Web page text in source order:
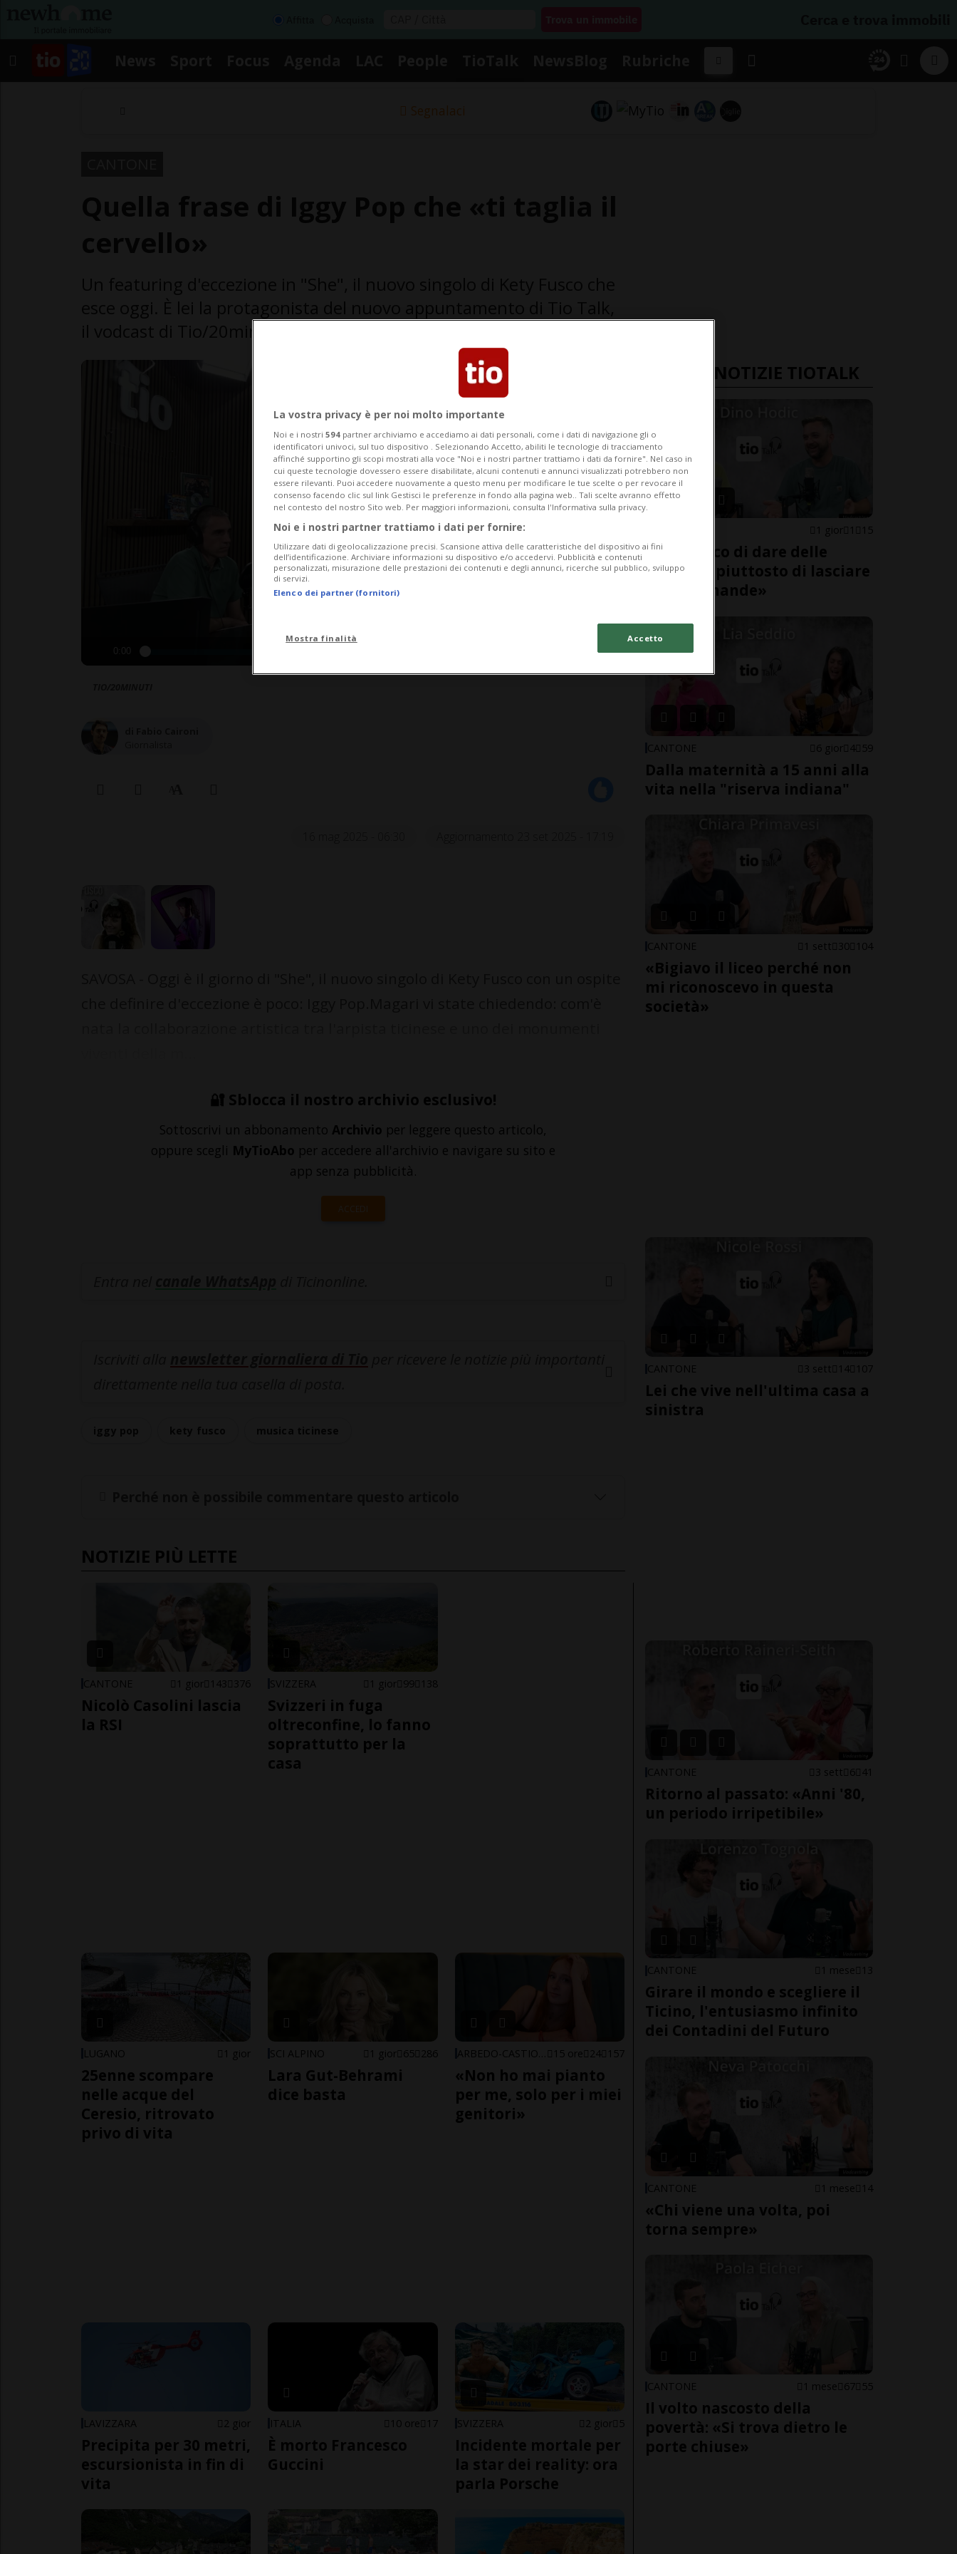
Segnalaci
🔐 Sblocca il nostro archivio esclusivo!
Sottoscrivi un abbonamento Archivio per leggere questo articolo,
oppure scegli MyTioAbo per accedere all'archivio e navigare su sito e
app senza pubblicità.
ACCEDI
NOTIZIE PIÙ LETTE
CANTONE 1 gior 143 376
Nicolò Casolini lascia
la RSI
SVIZZERA 1 gior 99 138
Svizzeri in fuga
oltreconfine, lo fanno
soprattutto per la
casa
LUGANO 1 gior
25enne scompare
nelle acque del
Ceresio, ritrovato
privo di vita
SCI ALPINO 1 gior 65 286
Lara Gut-Behrami
dice basta
15 ore 24 157
«Non ho mai pianto
per me, solo per i miei
genitori»
LAVIZZARA 2 gior
Precipita per 30 metri,
escursionista in fin di
vita
ITALIA 10 ore 17
È morto Francesco
Guccini
SVIZZERA 2 gior 5
Incidente mortale per
la star dei reality: ora
parla Porsche
ULTIME NOTIZIE TIOTALK
1 gior 1 15
«Non cerco di dare delle
risposte, piuttosto di lasciare
delle domande»
CANTONE 6 gior 4 59
Dalla maternità a 15 anni alla
vita nella "riserva indiana"
CANTONE 1 sett 30 104
«Bigiavo il liceo perché non
mi riconoscevo in questa
società»
CANTONE 3 sett 14 107
Lei che vive nell'ultima casa a
sinistra
CANTONE 3 sett 6 41
Ritorno al passato: «Anni '80,
un periodo irripetibile»
CANTONE 1 mese 13
Girare il mondo e scegliere il
Ticino, l'entusiasmo infinito
dei Contadini del Futuro
CANTONE 1 mese 14
«Chi viene una volta, poi
torna sempre»
CANTONE 1 mese 67 55
Il volto nascosto della
povertà: «Si trova dietro le
porte chiuse»
La vostra privacy è per noi molto importante
Noi e i nostri 594 partner archiviamo e accediamo ai dati personali, come i dati di navigazione gli o
identificatori univoci, sul tuo dispositivo . Selezionando Accetto, abiliti le tecnologie di tracciamento
affinché supportino gli scopi mostrati alla voce "Noi e i nostri partner trattiamo i dati da fornire". Nel caso in
cui queste tecnologie dovessero essere disabilitate, alcuni contenuti e annunci visualizzati potrebbero non
essere rilevanti. Puoi accedere nuovamente a questo menu per modificare le tue scelte o per revocare il
consenso facendo clic sul link Gestisci le preferenze in fondo alla pagina web.. Tali scelte avranno effetto
nel contesto del nostro Sito web. Per maggiori informazioni, consulta l'Informativa sulla privacy.
Noi e i nostri partner trattiamo i dati per fornire:
Utilizzare dati di geolocalizzazione precisi. Scansione attiva delle caratteristiche del dispositivo ai fini
dell’identificazione. Archiviare informazioni su dispositivo e/o accedervi. Pubblicità e contenuti
personalizzati, misurazione delle prestazioni dei contenuti e degli annunci, ricerche sul pubblico, sviluppo
di servizi.
Elenco dei partner (fornitori)
Mostra finalità Accetto